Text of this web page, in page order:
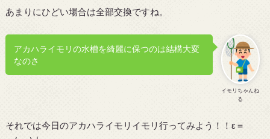
あまりにひどい場合は全部交換ですね。
イモリちゃんね
る
アカハライモリの水槽を綺麗に保つのは結構大変
なのさ
それでは今日のアカハライモリイモリ行ってみよう！！ε＝